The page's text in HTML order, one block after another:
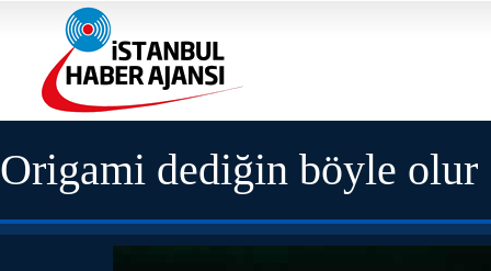
Origami dediğin böyle olur